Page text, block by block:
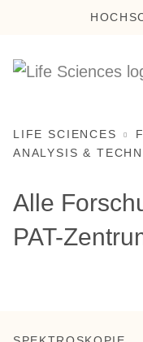
LIFE SCIENCES
ANALYSIS &
Alle
PAT-